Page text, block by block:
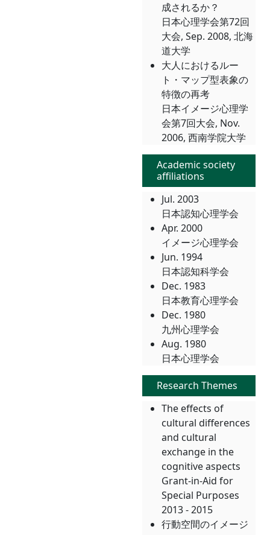
成されるか？
日本心理学会第72回
大会, Sep. 2008, 北海
道大学
大人におけるルー
ト・マップ型表象の
特徴の再考
日本イメージ心理学
会第7回大会, Nov.
2006, 西南学院大学
Academic society
affiliations
Jul. 2003
日本認知心理学会
Apr. 2000
イメージ心理学会
Jun. 1994
日本認知科学会
Dec. 1983
日本教育心理学会
Dec. 1980
九州心理学会
Aug. 1980
日本心理学会
Research Themes
The effects of
cultural differences
and cultural
exchange in the
cognitive aspects
Grant-in-Aid for
Special Purposes
2013 - 2015
行動空間のイメージ